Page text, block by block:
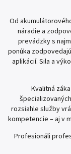
Od
náradie a
prevádzky s
ponúka
aplikácií. Sila a
Kvalitná
rozsiahle služby
kompetencie – aj v
Profesionáli